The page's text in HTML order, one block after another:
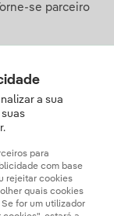
se parceiro
a sua
para
com base
rejeitar cookies
quais cookies
for um utilizador